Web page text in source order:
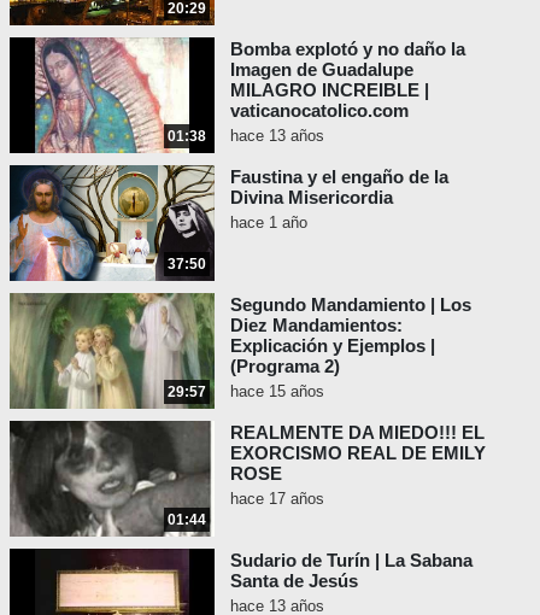
20:29
01:38
Bomba explotó y no daño la
Imagen de Guadalupe
MILAGRO INCREIBLE |
vaticanocatolico.com
hace 13 años
37:50
Faustina y el engaño de la
Divina Misericordia
hace 1 año
29:57
Segundo Mandamiento | Los
Diez Mandamientos:
Explicación y Ejemplos |
(Programa 2)
hace 15 años
01:44
REALMENTE DA MIEDO!!! EL
EXORCISMO REAL DE EMILY
ROSE
hace 17 años
Sudario de Turín | La Sabana
Santa de Jesús
hace 13 años